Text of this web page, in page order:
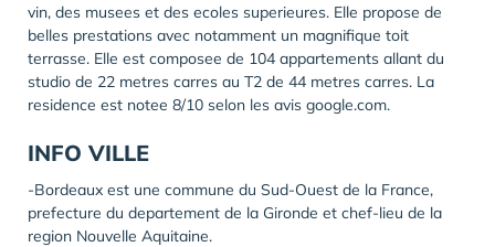
vin, des musees et des ecoles superieures. Elle propose de
belles prestations avec notamment un magnifique toit
terrasse. Elle est composee de 104 appartements allant du
studio de 22 metres carres au T2 de 44 metres carres. La
residence est notee 8/10 selon les avis google.com.
INFO VILLE
-Bordeaux est une commune du Sud-Ouest de la France,
prefecture du departement de la Gironde et chef-lieu de la
region Nouvelle Aquitaine.